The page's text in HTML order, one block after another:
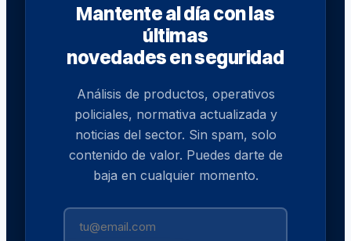
Mantente al día con las
últimas
novedades en seguridad
Análisis de productos, operativos
policiales, normativa actualizada y
noticias del sector. Sin spam, solo
contenido de valor. Puedes darte de
baja en cualquier momento.